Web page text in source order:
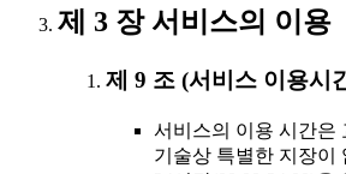
제 3 장 서비스의 이용
제 9 조 (서비스 이용시
서비스의 이용 시간은
기술상 특별한 지장이